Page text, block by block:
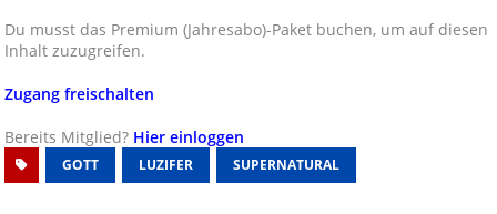
Du musst das Premium (Jahresabo)-Paket buchen, um auf diesen
Inhalt zuzugreifen.
Zugang freischalten
Bereits Mitglied? Hier einloggen
GOTT LUZIFER SUPERNATURAL